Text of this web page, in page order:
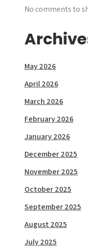
No comments to
May 2026
April 2026
March 2026
February 2026
January 2026
December 2025
November 2025
October 2025
September 2025
August 2025
July 2025